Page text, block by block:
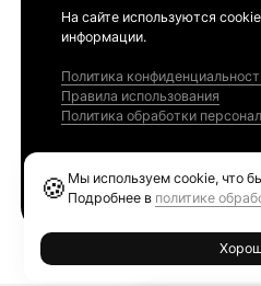
На сайте используются
информации.
Политика
Правила использования
Политика обработки
🍪 Мы используем cookie, что
Подробнее в политике
Ethereum GAS Tracker